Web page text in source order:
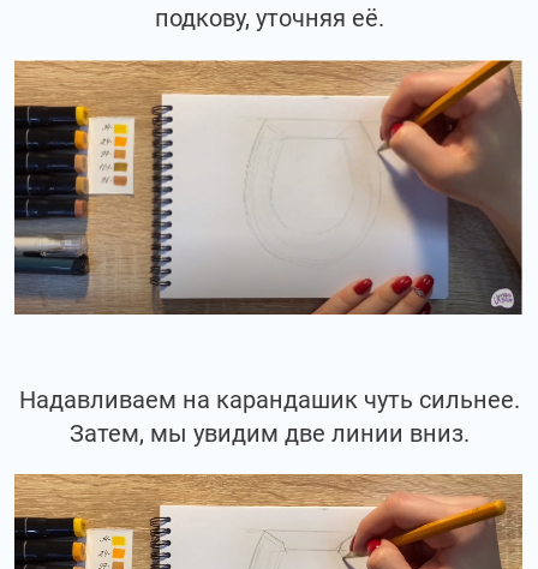
подкову, уточняя её.
Надавливаем на карандашик чуть сильнее.
Затем, мы увидим две линии вниз.